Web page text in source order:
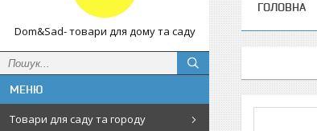
Dom&Sad- товари для дому та саду
Товари для саду та городу
ГОЛОВНА